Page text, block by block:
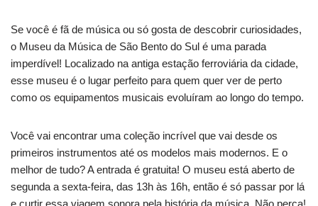
Se você é fã de música ou só gosta de descobrir curiosidades,
o Museu da Música de São Bento do Sul é uma parada
imperdível! Localizado na antiga estação ferroviária da cidade,
esse museu é o lugar perfeito para quem quer ver de perto
como os equipamentos musicais evoluíram ao longo do tempo.
Você vai encontrar uma coleção incrível que vai desde os
primeiros instrumentos até os modelos mais modernos. E o
melhor de tudo? A entrada é gratuita! O museu está aberto de
segunda a sexta-feira, das 13h às 16h, então é só passar por lá